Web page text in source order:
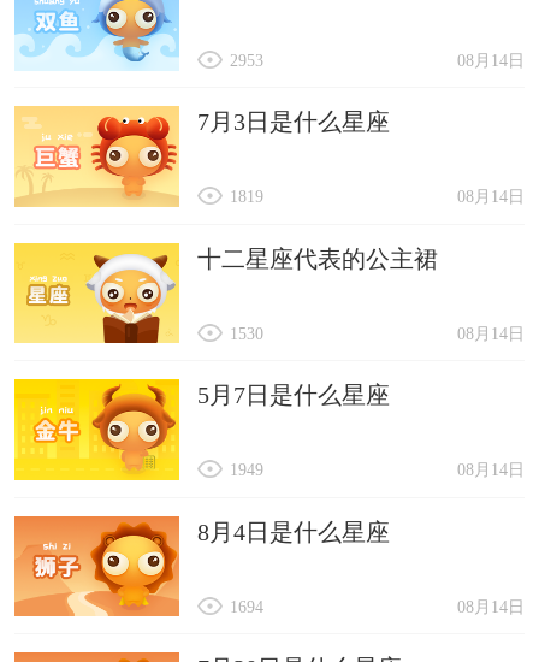
08月14日
2953
7月3日是什么星座
08月14日
1819
十二星座代表的公主裙
08月14日
1530
5月7日是什么星座
08月14日
1949
8月4日是什么星座
08月14日
1694